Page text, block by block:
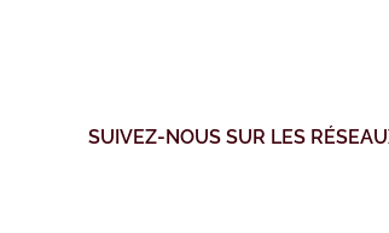
SUIVEZ-NOUS SUR LES